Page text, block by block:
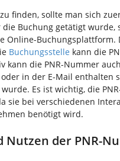
finden, sollte man sich
Buchung getätigt wurde,
Online-Buchungsplattform.
Buchungsstelle kann die
kann die PNR-Nummer
in der E-Mail enthalten
Es ist wichtig, die
sie bei verschiedenen
benötigt wird.
Nutzen der PNR-